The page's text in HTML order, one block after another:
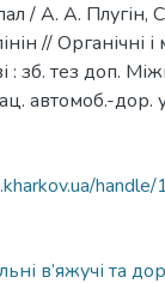
/ А. А.
// Органічні
: зб. тез доп.
автомоб.-дор.
в’яжучі та